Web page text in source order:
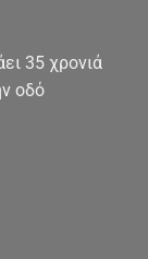
35 χρονιά
οδό